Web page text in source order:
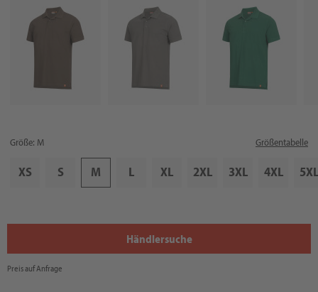
Größe: M Größentabelle
XS S M L XL 2XL 3XL 4XL 5XL
Händlersuche
Preis auf Anfrage